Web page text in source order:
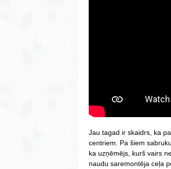
Jau tagad ir skaidrs, ka
centriem. Pa šiem
ka uzņēmējs, kurš vairs
naudu saremontēja ceļa